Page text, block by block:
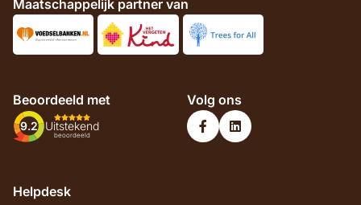
Maatschappelijk partner van
Beoordeeld met
9.2 Uitstekend
beoordeeld
Volg ons
Helpdesk